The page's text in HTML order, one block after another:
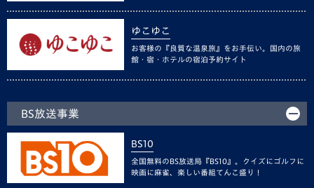
ゆこゆこ
お客様の『良質な温泉旅』をお手伝い。国内の旅
館・宿・ホテルの宿泊予約サイト
BS放送事業
BS10
全国無料のBS放送局『BS10』。クイズにゴルフに
映画に麻雀、楽しい番組てんこ盛り！